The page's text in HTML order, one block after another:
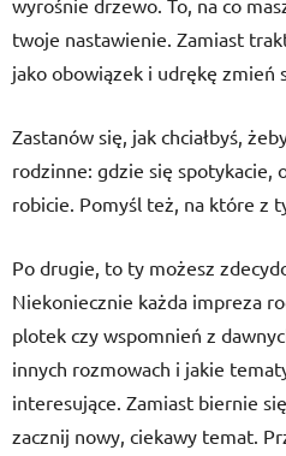
wyrośnie drzewo. To, na co
twoje nastawienie. Zamiast
jako obowiązek i udrękę zmień
Zastanów się, jak chciałbyś,
rodzinne: gdzie się spotykacie,
robicie. Pomyśl też, na które z
Po drugie, to ty możesz
Niekoniecznie każda impreza
plotek czy wspomnień z
innych rozmowach i jakie
interesujące. Zamiast biernie
zacznij nowy, ciekawy temat.